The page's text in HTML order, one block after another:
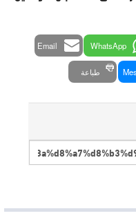
WhatsApp
Email
طباعة